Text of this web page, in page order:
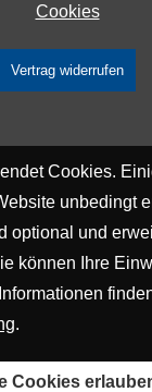
Cookies
Vertrag widerrufen
Cookies.
unbedingt
optional und
können Ihre
.
Cookies